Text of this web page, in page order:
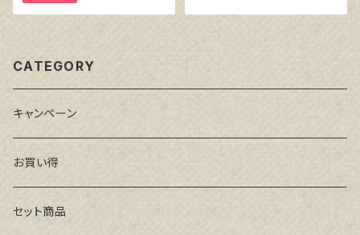
CATEGORY
キャンペーン
お買い得
セット商品